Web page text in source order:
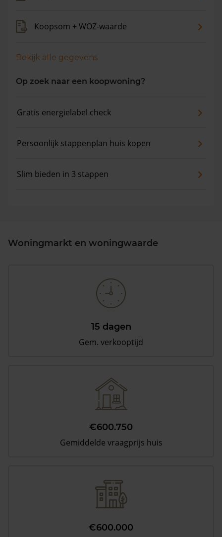
Koopsom + WOZ-waarde
Bekijk alle gegevens
Op zoek naar een koopwoning?
Gratis energielabel check
Persoonlijk stappenplan huis kopen
Slim bieden in 3 stappen
Woningmarkt en woningwaarde
15 dagen
Gem. verkooptijd
€600.750
Gemiddelde vraagprijs huis
€600.000